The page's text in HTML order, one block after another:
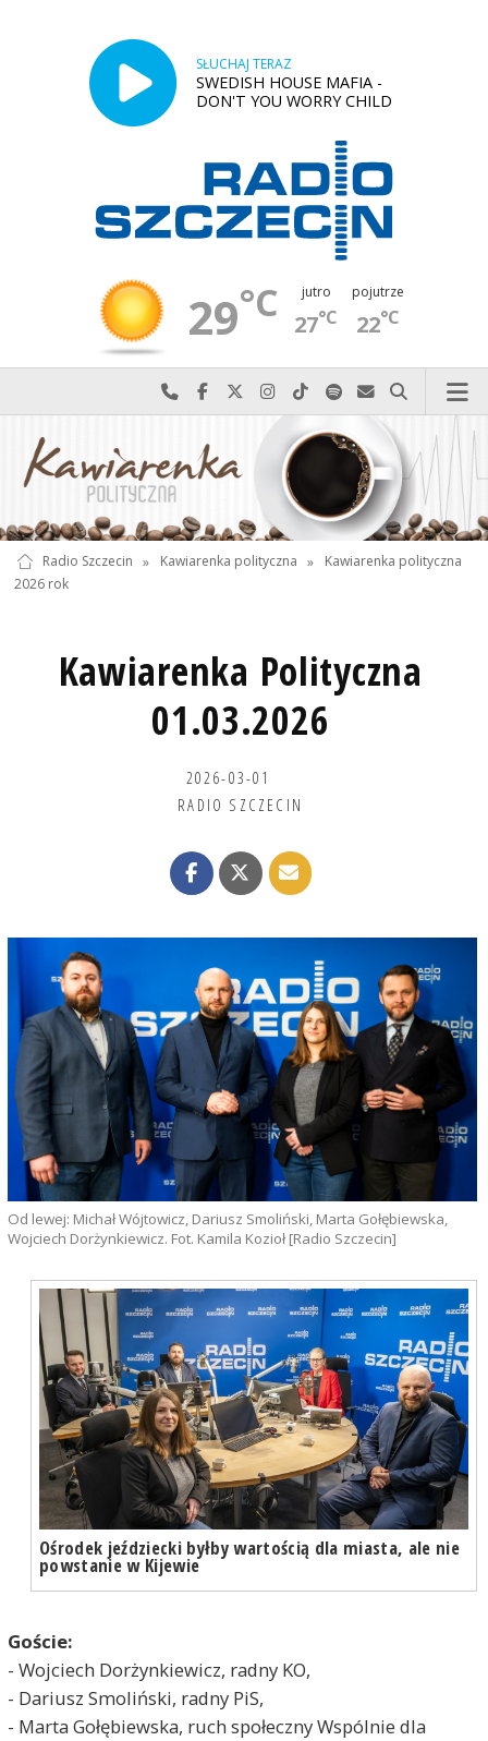
SŁUCHAJ TERAZ
SWEDISH HOUSE MAFIA -
DON'T YOU WORRY CHILD
29°C jutro
27°C
pojutrze
22°C
Najlepiej po prostu do nas zadzwoń
Odwiedź nas na Facebook-u
Odwiedź nas na X
Odwiedź nas na Instagram-ie
Odwiedź nas na TikTok-u
Szukaj nas na Spotify
Wyślij do nas
Szukaj
Radio Szczecin » Kawiarenka polityczna »
Kawiarenka polityczna
2026 rok
Kawiarenka Polityczna
01.03.2026
2026-03-01
RADIO SZCZECIN
Od lewej: Michał Wójtowicz, Dariusz Smoliński, Marta Gołębiewska,
Wojciech Dorżynkiewicz. Fot. Kamila Kozioł [Radio Szczecin]
Ośrodek jeździecki byłby wartością dla miasta, ale nie
powstanie w Kijewie
Goście:
- Wojciech Dorżynkiewicz, radny KO,
- Dariusz Smoliński, radny PiS,
- Marta Gołębiewska, ruch społeczny Wspólnie dla